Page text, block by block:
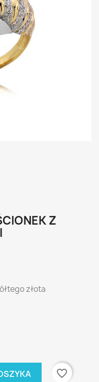
Z
złota
favorite_border